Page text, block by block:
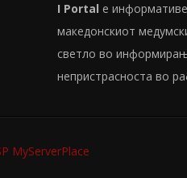
I Portal е
македонскиот
светло во
непристрасноста во
MyServerPlace